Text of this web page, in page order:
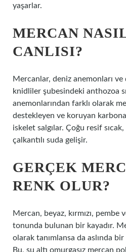
yaşarlar.
MERCAN
CANLISI?
Mercanlar, deniz anemonları ve
knidliler şubesindeki anthozoa
anemonlarından farklı olarak
destekleyen ve koruyan
iskelet salgılar. Çoğu resif
çalkantılı suda gelişir.
GERÇEK
RENK OLUR?
Mercan, beyaz, kırmızı,
tonunda bulunan bir kayadır.
olarak tanımlansa da aslında bir
Bu, su altı omurgasız mercan